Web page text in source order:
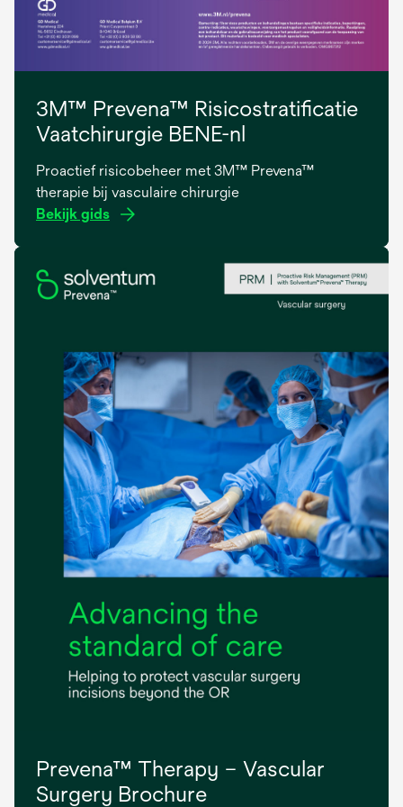
3M™ Prevena™ Risicostratificatie
Vaatchirurgie BENE-nl
Proactief risicobeheer met 3M™ Prevena™
therapie bij vasculaire chirurgie
Bekijk gids
opens
Prevena™ Therapy – Vascular
Surgery Brochure